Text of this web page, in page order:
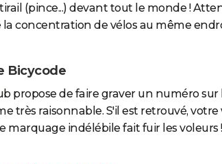
(pince...) devant tout le monde !
concentration de vélos au même
Bicycode
propose de faire graver un numéro sur
très raisonnable. S'il est retrouvé, votre
marquage indélébile fait fuir les voleurs !